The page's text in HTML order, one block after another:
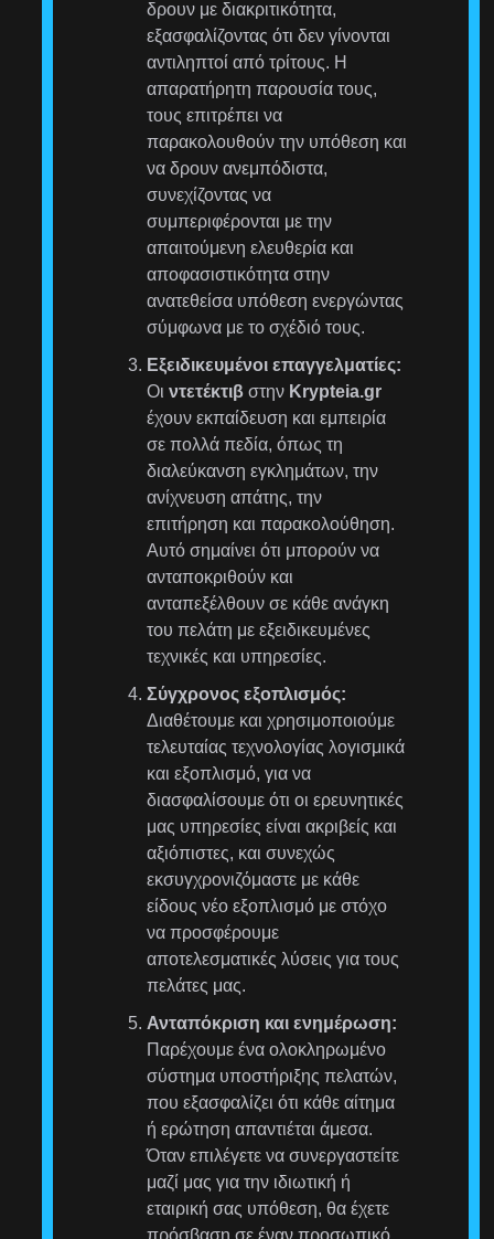
δρουν με διακριτικότητα,
εξασφαλίζοντας ότι δεν γίνονται
αντιληπτοί από τρίτους. Η
απαρατήρητη παρουσία τους,
τους επιτρέπει να
παρακολουθούν την υπόθεση και
να δρουν ανεμπόδιστα,
συνεχίζοντας να
συμπεριφέρονται με την
απαιτούμενη ελευθερία και
αποφασιστικότητα στην
ανατεθείσα υπόθεση ενεργώντας
σύμφωνα με το σχέδιό τους.
Εξειδικευμένοι επαγγελματίες:
Οιντετέκτιβ στην Krypteia.gr
έχουν εκπαίδευση και εμπειρία
σε πολλά πεδία, όπως τη
διαλεύκανση εγκλημάτων, την
ανίχνευση απάτης, την
επιτήρηση και παρακολούθηση.
Αυτό σημαίνει ότι μπορούν να
ανταποκριθούν και
ανταπεξέλθουν σε κάθε ανάγκη
του πελάτη με εξειδικευμένες
τεχνικές και υπηρεσίες.
Σύγχρονος εξοπλισμός:
Διαθέτουμε και χρησιμοποιούμε
τελευταίας τεχνολογίας λογισμικά
και εξοπλισμό, για να
διασφαλίσουμε ότι οι ερευνητικές
μας υπηρεσίες είναι ακριβείς και
αξιόπιστες, και συνεχώς
εκσυγχρονιζόμαστε με κάθε
είδους νέο εξοπλισμό με στόχο
να προσφέρουμε
αποτελεσματικές λύσεις για τους
πελάτες μας.
Ανταπόκριση και ενημέρωση:
Παρέχουμε ένα ολοκληρωμένο
σύστημα υποστήριξης πελατών,
που εξασφαλίζει ότι κάθε αίτημα
ή ερώτηση απαντιέται άμεσα.
Όταν επιλέγετε να συνεργαστείτε
μαζί μας για την ιδιωτική ή
εταιρική σας υπόθεση, θα έχετε
πρόσβαση σε έναν προσωπικό